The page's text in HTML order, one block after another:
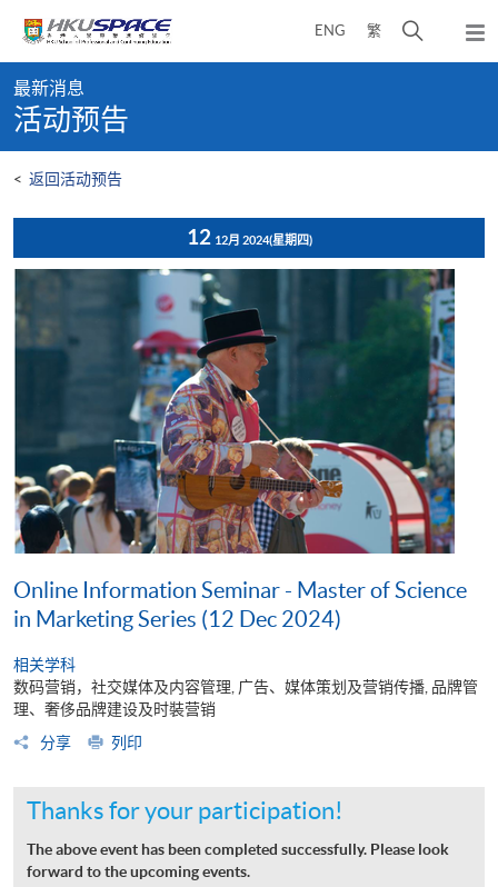
content
ENG 繁
开
弹
出
content
start
最新消息
活动预告
< 返回活动预告
12 12月 2024(星期四)
Online Information Seminar - Master of Science
in Marketing Series (12 Dec 2024)
相关学科
数码营销，社交媒体及内容管理, 广告、媒体策划及营销传播, 品牌管
理、奢侈品牌建设及时裝营销
分享
列印
Thanks for your participation!
The above event has been completed successfully. Please look
forward to the upcoming events.